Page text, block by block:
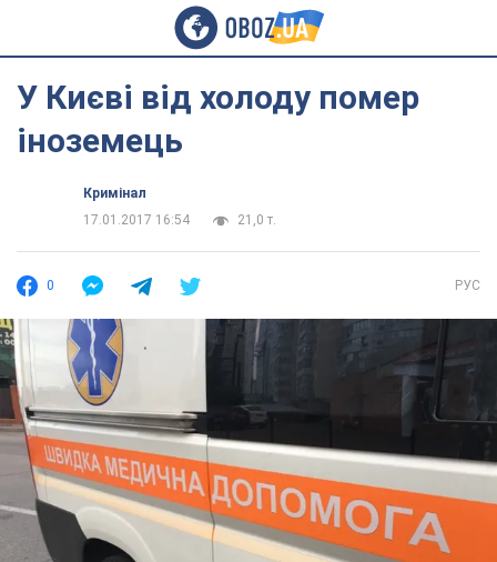
У Києві від холоду помер
іноземець
Кримінал
17.01.2017 16:54
21,0 т.
0 РУС